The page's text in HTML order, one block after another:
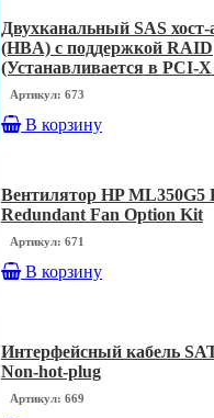
Двухканальный SAS хост-
(HBA) с поддержкой RAID
(Устанавливается в PCI-X
Артикул: 673
В корзину
Вентилятор HP ML350G5
Redundant Fan Option Kit
Артикул: 671
В корзину
Интерфейсный кабель
Non-hot-plug
Артикул: 669